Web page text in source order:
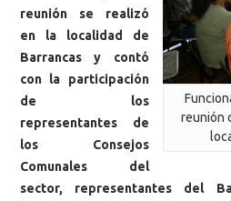
reunión
reunión se realizó
en la localidad de
Barrancas y contó
con la participación
de los
representantes de
los Consejos
Comunales del
sector, representantes del